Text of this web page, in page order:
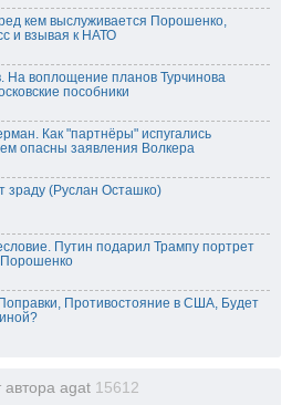
кем выслуживается Порошенко,
и взывая к НАТО
На воплощение планов Турчинова
пособники
Как "партнёры" испугались
опасны заявления Волкера
зраду (Руслан Осташко)
Путин подарил Трампу портрет
Порошенко
Противостояние в США, Будет
автора agat 15612